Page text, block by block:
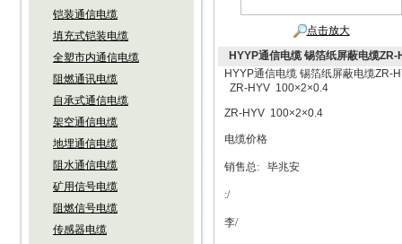
铠装通信电缆
填充式铠装电缆
全塑市内通信电缆
阻燃通讯电缆
自承式通信电缆
架空通信电缆
地埋通信电缆
阻水通信电缆
矿用信号电缆
阻燃信号电缆
传感器电缆
点击放大
HYYP通信电缆 锡箔纸屏蔽电缆ZR-
HYYP通信电缆 锡箔纸屏蔽电缆ZR-
ZR-HYV 100×2×0.4
ZR-HYV 100×2×0.4
电缆价格
销售总: 毕兆安
:/
李/